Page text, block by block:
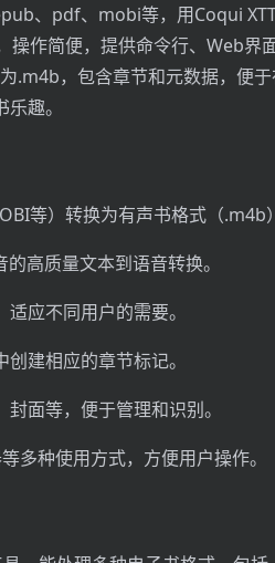
、pdf、mobi等，用Coqui
操作简便，提供命令行、Web界
.m4b，包含章节和元数据，便
趣。
等）转换为有声书格式（.m4b
高质量文本到语音转换。
应不同用户的需要。
建相应的章节标记。
面等，便于管理和识别。
多种使用方式，方便用户操作。